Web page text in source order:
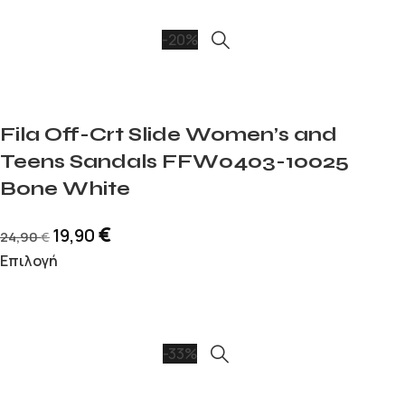
-20%
Fila Off-Crt Slide Women’s and
Teens Sandals FFW0403-10025
Bone White
24,90€ 19,90€
Επιλογή
-33%